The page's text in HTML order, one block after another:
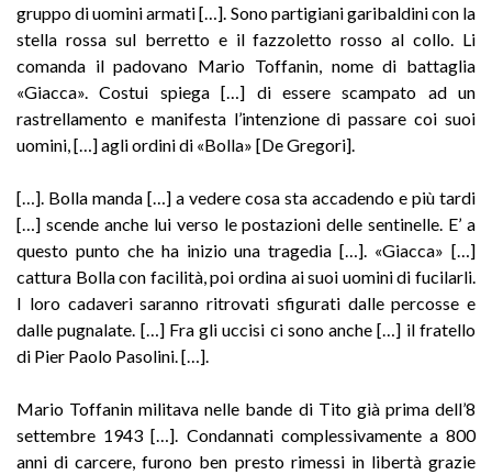
gruppo di uomini armati […]. Sono partigiani garibaldini con la
stella rossa sul berretto e il fazzoletto rosso al collo. Li
comanda il padovano Mario Toffanin, nome di battaglia
«Giacca». Costui spiega […] di essere scampato ad un
rastrellamento e manifesta l’intenzione di passare coi suoi
uomini, […] agli ordini di «Bolla» [De Gregori].
[…]. Bolla manda […] a vedere cosa sta accadendo e più tardi
[…] scende anche lui verso le postazioni delle sentinelle. E’ a
questo punto che ha inizio una tragedia […]. «Giacca» […]
cattura Bolla con facilità, poi ordina ai suoi uomini di fucilarli.
I loro cadaveri saranno ritrovati sfigurati dalle percosse e
dalle pugnalate. […] Fra gli uccisi ci sono anche […] il fratello
di Pier Paolo Pasolini. […].
Mario Toffanin militava nelle bande di Tito già prima dell’8
settembre 1943 […]. Condannati complessivamente a 800
anni di carcere, furono ben presto rimessi in libertà grazie